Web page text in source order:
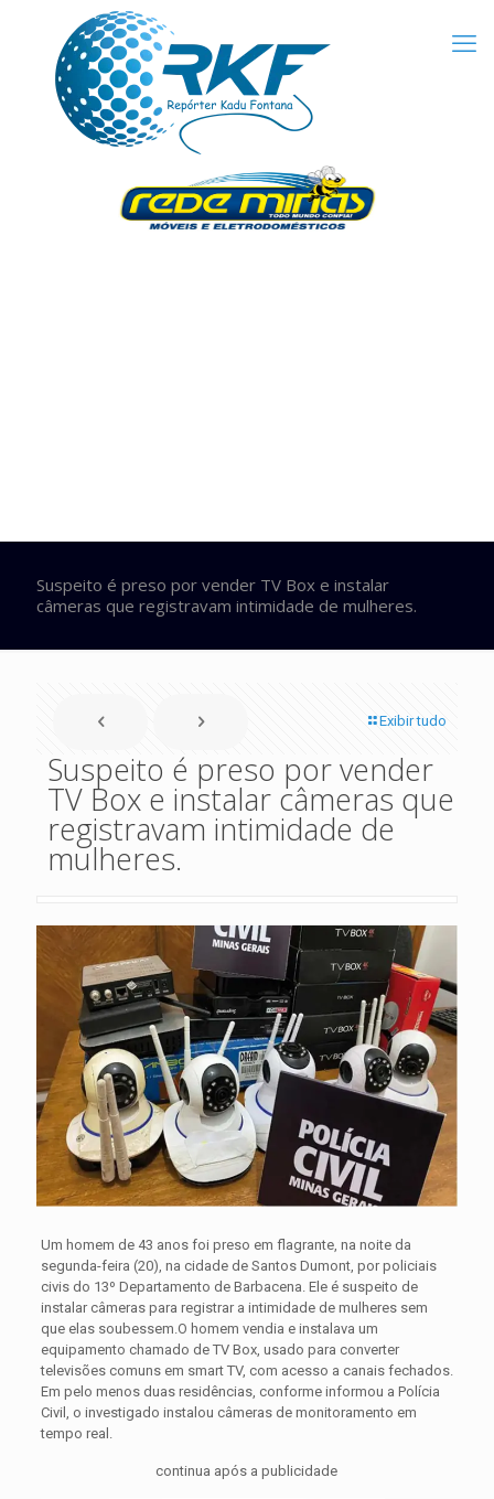
Suspeito é preso por vender TV Box e instalar
câmeras que registravam intimidade de mulheres.
Exibir tudo
Suspeito é preso por vender
TV Box e instalar câmeras que
registravam intimidade de
mulheres.
Um homem de 43 anos foi preso em flagrante, na noite da
segunda-feira (20), na cidade de Santos Dumont, por policiais
civis do 13º Departamento de Barbacena. Ele é suspeito de
instalar câmeras para registrar a intimidade de mulheres sem
que elas soubessem. O homem vendia e instalava um
equipamento chamado de TV Box, usado para converter
televisões comuns em smart TV, com acesso a canais fechados.
Em pelo menos duas residências, conforme informou a Polícia
Civil, o investigado instalou câmeras de monitoramento em
tempo real.
continua após a publicidade